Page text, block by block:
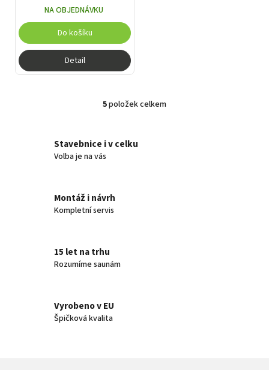
NA OBJEDNÁVKU
Do košíku
Detail
O
á
5položek celkem
Stavebnice i v celku
Volba je na vás
Montáž i návrh
Kompletní servis
15 let na trhu
Rozumíme saunám
Vyrobeno v EU
Špičková kvalita